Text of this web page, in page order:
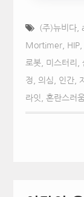
(주)뉴비다,
Mortimer, HIP,
로봇, 미스터리
정 의심 인간,
라잇 혼란스러